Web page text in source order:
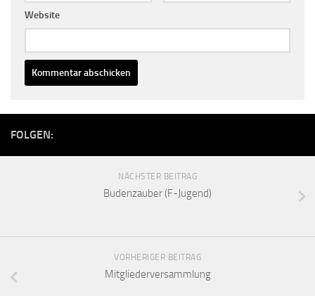
Website
FOLGEN:
NÄCHSTER BEITRAG
Budenzauber (F-Jugend)
VORHERIGER BEITRAG
Mitgliederversammlung